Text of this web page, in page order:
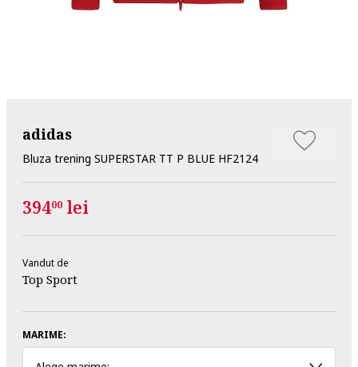
adidas
Bluza trening SUPERSTAR TT P BLUE HF2124
39400 lei
Vandut de
Top Sport
MARIME: